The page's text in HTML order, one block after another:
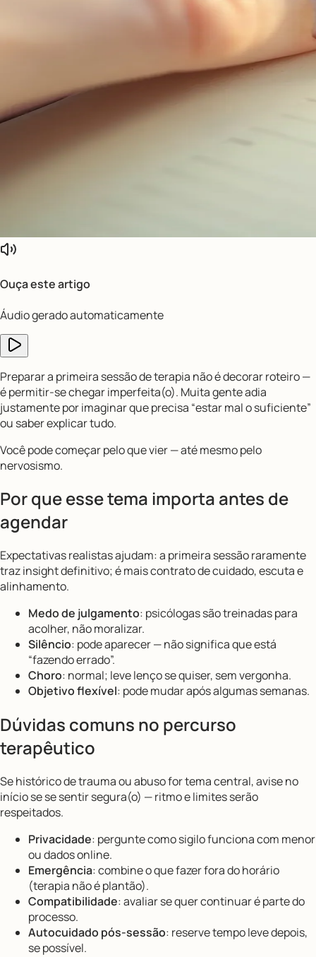
Ouça este artigo
Áudio gerado automaticamente
Preparar a primeira sessão de terapia não é decorar roteiro —
é permitir-se chegar imperfeita(o). Muita gente adia
justamente por imaginar que precisa “estar mal o suficiente”
ou saber explicar tudo.
Você pode começar pelo que vier — até mesmo pelo
nervosismo.
Por que esse tema importa antes de
agendar
Expectativas realistas ajudam: a primeira sessão raramente
traz insight definitivo; é mais contrato de cuidado, escuta e
alinhamento.
Medo de julgamento: psicólogas são treinadas para
acolher, não moralizar.
Silêncio: pode aparecer — não significa que está
“fazendo errado”.
Choro: normal; leve lenço se quiser, sem vergonha.
Objetivo flexível: pode mudar após algumas semanas.
Dúvidas comuns no percurso
terapêutico
Se histórico de trauma ou abuso for tema central, avise no
início se se sentir segura(o) — ritmo e limites serão
respeitados.
Privacidade: pergunte como sigilo funciona com menor
ou dados online.
Emergência: combine o que fazer fora do horário
(terapia não é plantão).
Compatibilidade: avaliar se quer continuar é parte do
processo.
Autocuidado pós-sessão: reserve tempo leve depois,
se possível.